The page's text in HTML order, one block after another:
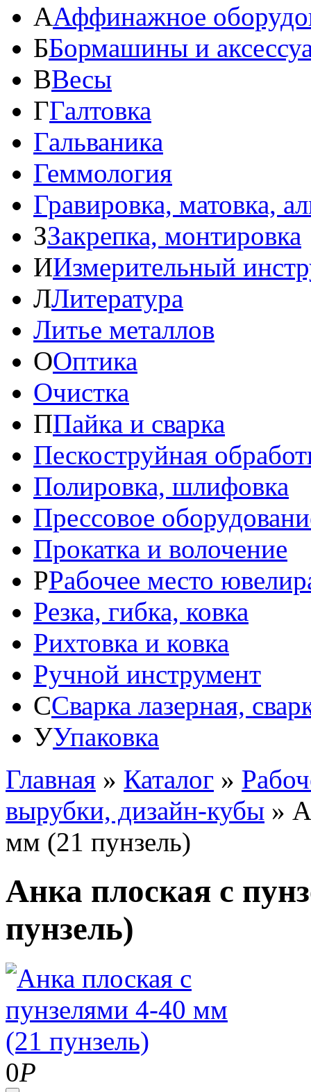
ААффинажное
ББормашины и
ВВесы
ГГалтовка
Гальваника
Геммология
Гравировка, матовка,
ЗЗакрепка, монтировка
ИИзмерительный
ЛЛитература
Литье металлов
ООптика
Очистка
ППайка и сварка
Пескоструйная
Полировка, шлифовка
Прессовое
Прокатка и волочение
РРабочее место
Резка, гибка, ковка
Рихтовка и ковка
Ручной инструмент
ССварка лазерная,
УУпаковка
Главная » Каталог »
вырубки, дизайн-кубы »
мм (21 пунзель)
Анка плоская с
пунзель)
0Р